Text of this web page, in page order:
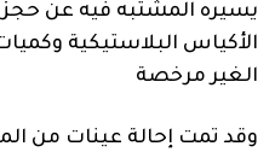
الأكياس البلاستيكية
الغير مرخصة
وقد تمت إحالة عينات من